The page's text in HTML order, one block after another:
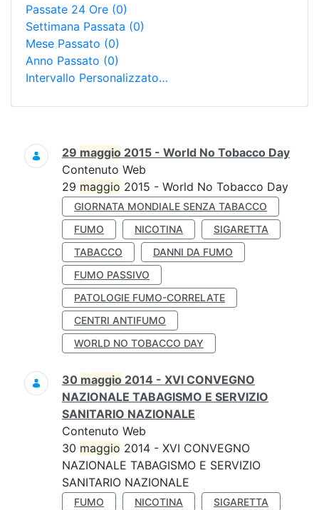
Passate 24 Ore (0)
Settimana Passata (0)
Mese Passato (0)
Anno Passato (0)
Intervallo Personalizzato…
Ricerca
29 maggio 2015 - World No Tobacco Day
Contenuto Web
29 maggio 2015 - World No Tobacco Day
GIORNATA MONDIALE SENZA TABACCO
FUMO
NICOTINA
SIGARETTA
TABACCO
DANNI DA FUMO
FUMO PASSIVO
PATOLOGIE FUMO-CORRELATE
CENTRI ANTIFUMO
WORLD NO TOBACCO DAY
30 maggio 2014 - XVI CONVEGNO
NAZIONALE TABAGISMO E SERVIZIO
SANITARIO NAZIONALE
Contenuto Web
30 maggio 2014 - XVI CONVEGNO
NAZIONALE TABAGISMO E SERVIZIO
SANITARIO NAZIONALE
FUMO NICOTINA
SIGARETTA